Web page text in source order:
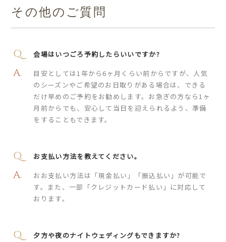
その他のご質問
会場はいつごろ予約したらいいですか?
目安としては1年から6ヶ月くらい前からですが、人気
のシーズンやご希望のお日取りがある場合は、できる
だけ早めのご予約をお勧めします。お急ぎの方なら1ヶ
月前からでも、安心して当日を迎えられるよう、準備
をすることもできます。
お⽀払い⽅法を教えてください。
おお⽀払い⽅法は「現⾦払い」「振込払い」が可能で
す。また、一部「クレジットカード払い」に対応して
おります。
夕方や夜のナイトウェディングもできますか?